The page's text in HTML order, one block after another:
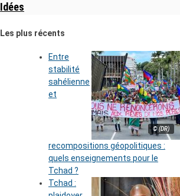
Idées
Les plus récents
© (DR)
Entre
stabilité
sahélienne
et
recompositions géopolitiques :
quels enseignements pour le
Tchad ?
Tchad :